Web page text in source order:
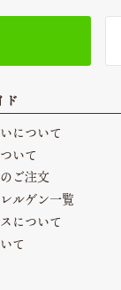
ド
について
いて
ご注文
ルゲン一覧
について
て